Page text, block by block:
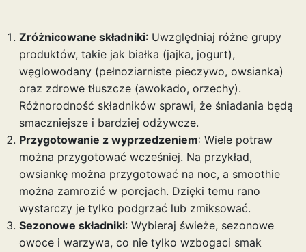
Zróżnicowane składniki: Uwzględniaj różne grupy
produktów, takie jak białka (jajka, jogurt),
węglowodany (pełnoziarniste pieczywo, owsianka)
oraz zdrowe tłuszcze (awokado, orzechy).
Różnorodność składników sprawi, że śniadania będą
smaczniejsze i bardziej odżywcze.
Przygotowanie z wyprzedzeniem: Wiele potraw
można przygotować wcześniej. Na przykład,
owsiankę można przygotować na noc, a smoothie
można zamrozić w porcjach. Dzięki temu rano
wystarczy je tylko podgrzać lub zmiksować.
Sezonowe składniki: Wybieraj świeże, sezonowe
owoce i warzywa, co nie tylko wzbogaci smak